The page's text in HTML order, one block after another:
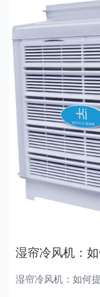
湿帘冷风机：
湿帘冷风机：如何